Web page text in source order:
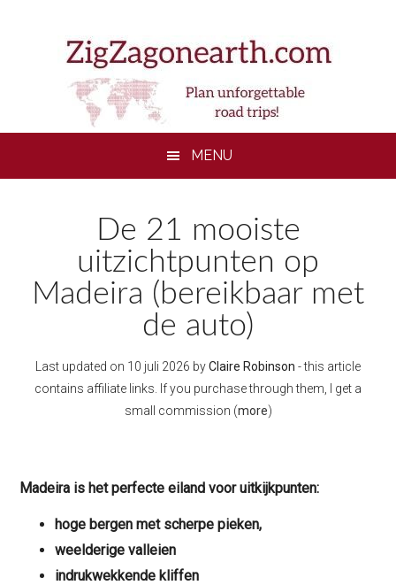
MENU
De 21 mooiste
uitzichtpunten op
Madeira (bereikbaar met
de auto)
Last updated on 10 juli 2026 byClaire Robinson - this article
contains affiliate links. If you purchase through them, I get a
small commission (more)
Madeira is het perfecte eiland voor uitkijkpunten:
hoge bergen met scherpe pieken,
weelderige valleien
indrukwekkende kliffen